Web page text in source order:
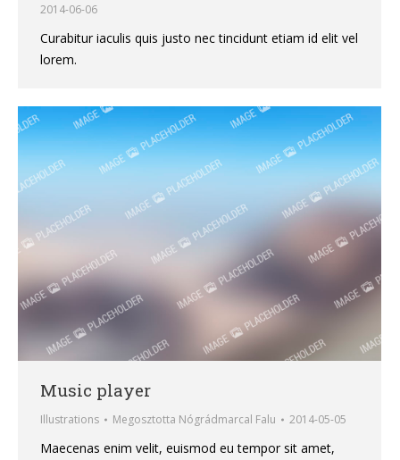
2014-06-06
Curabitur iaculis quis justo nec tincidunt etiam id elit vel
lorem.
Music player
Illustrations Megosztotta Nógrádmarcal Falu 2014-05-05
Maecenas enim velit, euismod eu tempor sit amet,